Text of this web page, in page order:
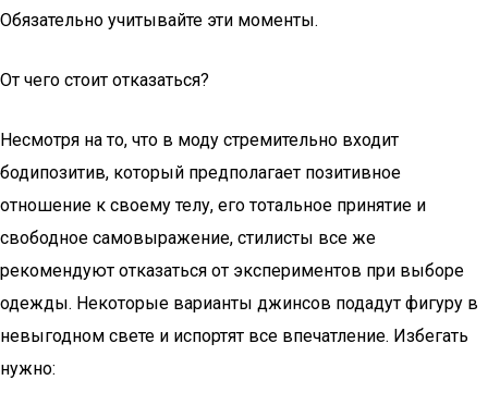
Обязательно учитывайте эти моменты.
От чего стоит отказаться?
Несмотря на то, что в моду стремительно входит
бодипозитив, который предполагает позитивное
отношение к своему телу, его тотальное принятие и
свободное самовыражение, стилисты все же
рекомендуют отказаться от экспериментов при выборе
одежды. Некоторые варианты джинсов подадут фигуру в
невыгодном свете и испортят все впечатление. Избегать
нужно: